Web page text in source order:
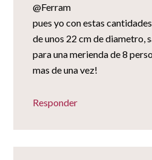
@Ferram
pues yo con estas
de unos 22 cm de diametro,
para una merienda de 8
mas de una vez!
Responder